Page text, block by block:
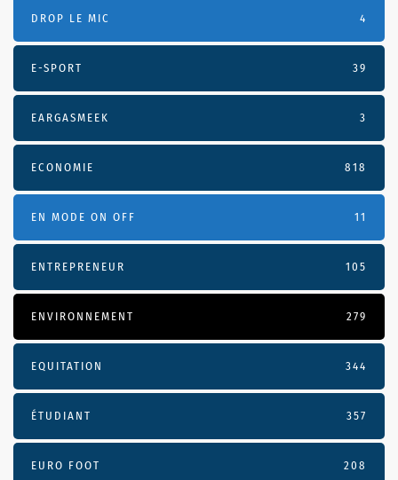
DROP LE MIC 4
E-SPORT 39
EARGASMEEK 3
ECONOMIE 818
EN MODE ON OFF 11
ENTREPRENEUR 105
ENVIRONNEMENT 279
EQUITATION 344
ÉTUDIANT 357
EURO FOOT 208